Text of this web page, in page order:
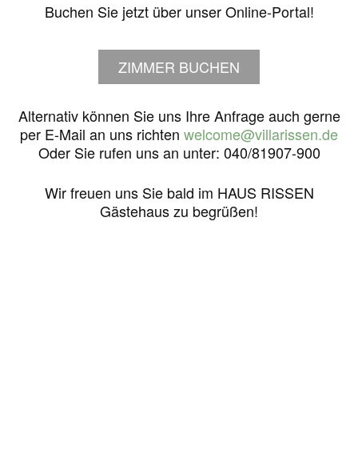
Buchen Sie jetzt über unser Online-Portal!
ZIMMER BUCHEN
Alternativ können Sie uns Ihre Anfrage auch gerne
per E-Mail an uns richten welcome@villarissen.de
Oder Sie rufen uns an unter: 040/81907-900
Wir freuen uns Sie bald im HAUS RISSEN
Gästehaus zu begrüßen!